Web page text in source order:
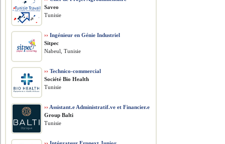
Saveo
Tunisie
›› Ingénieur en Génie Industriel
Sitpec
Nabeul, Tunisie
›› Technico-commercial
Société Bio Health
Tunisie
›› Assistant.e Administratif.ve et Financier.e
Group Balti
Tunisie